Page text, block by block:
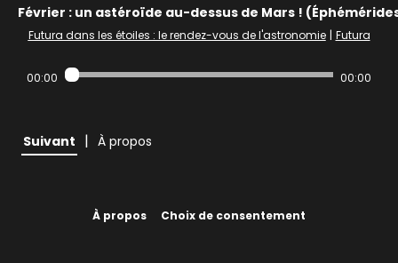
Février : un astéroïde au-dessus de Mars !
Futura dans les étoiles : le rendez-vous de l'astronomie | Futura
00:00 00:00
Suivant | À propos
À propos Choix de consentement